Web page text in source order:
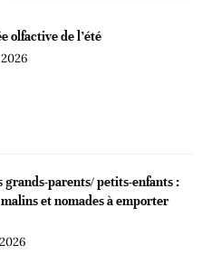
olfactive de l’été
grands-parents/ petits-enfants :
et nomades à emporter